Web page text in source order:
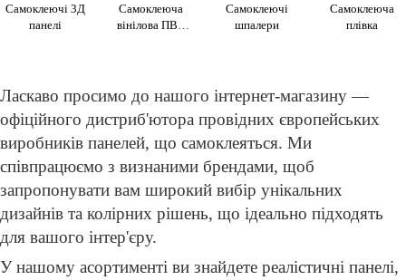
Самоклеючі 3Д
панелі
Самоклеюча
вінілова ПВХ
Самоклеючі
шпалери
Самоклеюча
плівка
Ласкаво просимо до нашого інтернет-магазину —
офіційного дистриб'ютора провідних європейських
виробників панелей, що самоклеяться. Ми
співпрацюємо з визнаними брендами, щоб
запропонувати вам широкий вибір унікальних
дизайнів та колірних рішень, що ідеально підходять
для вашого інтер'єру.
У нашому асортименті ви знайдете реалістичні панелі,